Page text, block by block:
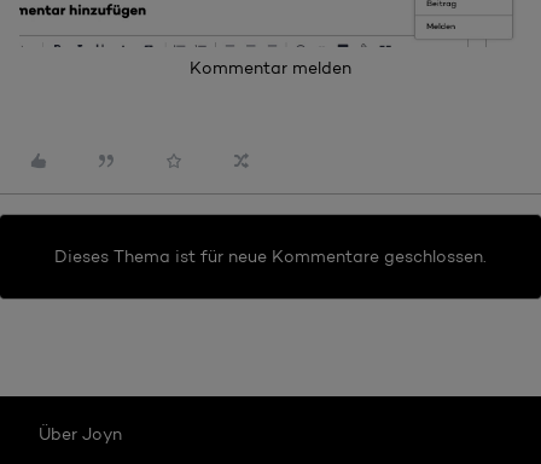
Kommentar melden
Dieses Thema ist für neue Kommentare geschlossen.
Über Joyn